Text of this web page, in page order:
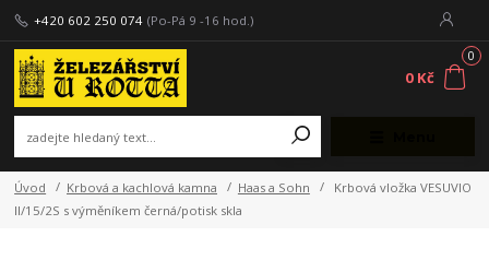
+420 602 250 074 (Po-Pá 9 -16 hod.)
0
0 Kč
Úvod Krbová a kachlová kamna Haas a Sohn
Krbová vložka VESUVIO
II/15/2S s výměníkem černá/potisk skla